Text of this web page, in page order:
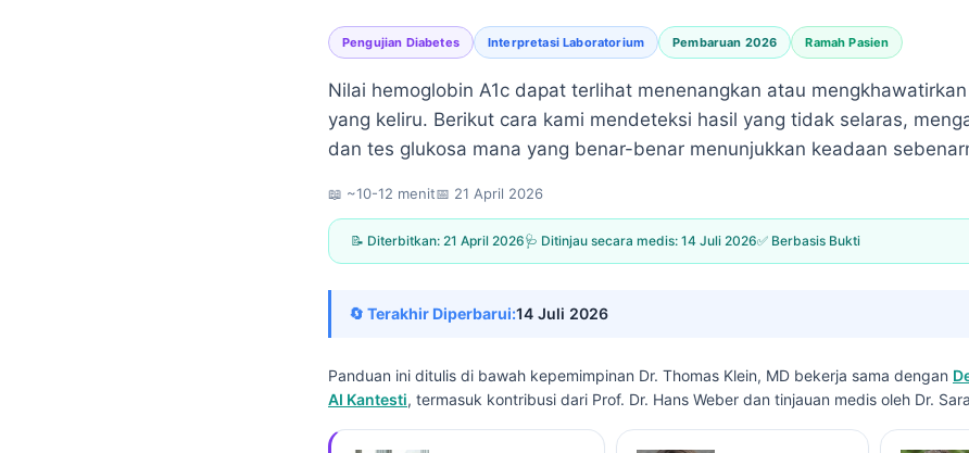
Pengujian Diabetes Interpretasi Laboratorium Pembaruan 2026 Ramah Pasien
Nilai hemoglobin A1c dapat terlihat menenangkan atau
yang keliru. Berikut cara kami mendeteksi hasil yang tidak selaras,
dan tes glukosa mana yang benar-benar menunjukkan keadaan
📖 ~10-12 menit📅 21 April 2026
📝 Diterbitkan: 21 April 2026🩺 Ditinjau secara medis: 14 Juli 2026✅ Berbasis Bukti
🔄 Terakhir Diperbarui:14 Juli 2026
Panduan ini ditulis di bawah kepemimpinan Dr. Thomas Klein, MD bekerja sama dengan
AI Kantesti, termasuk kontribusi dari Prof. Dr. Hans Weber dan tinjauan medis oleh Dr.